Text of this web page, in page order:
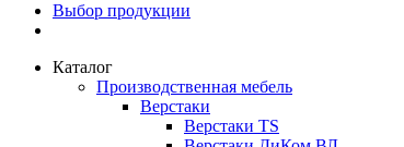
Выбор продукции
Каталог
Производственная мебель
Верстаки
Верстаки TS